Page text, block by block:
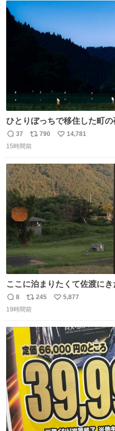
わ！！！！！！！！！！！！
ト
数
ひとりぼっちで移住した町の
返
信
37
リ
ポ
ト
数
790
い
数
14,781
15時間前
ここに泊まりたくて佐渡に
返
信
8
リ
ポ
ト
数
245
い
数
5,877
19時間前